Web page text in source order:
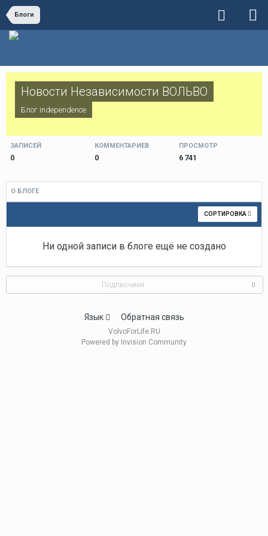
Блоги
Новости Независимости ВОЛЬВО
Блог independence
ЗАПИСЕЙ
0
КОММЕНТАРИЕВ
0
ПРОСМОТР
6 741
О БЛОГЕ
СОРТИРОВКА
Ни одной записи в блоге ещё не создано
Подписчики 0
Язык Обратная связь
VolvoForLife.RU
Powered by Invision Community